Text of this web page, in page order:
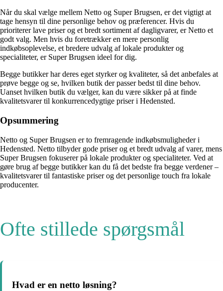
Når du skal vælge mellem Netto og Super Brugsen, er det vigtigt at
tage hensyn til dine personlige behov og præferencer. Hvis du
prioriterer lave priser og et bredt sortiment af dagligvarer, er Netto et
godt valg. Men hvis du foretrækker en mere personlig
indkøbsoplevelse, et bredere udvalg af lokale produkter og
specialiteter, er Super Brugsen ideel for dig.
Begge butikker har deres eget styrker og kvaliteter, så det anbefales at
prøve begge og se, hvilken butik der passer bedst til dine behov.
Uanset hvilken butik du vælger, kan du være sikker på at finde
kvalitetsvarer til konkurrencedygtige priser i Hedensted.
Opsummering
Netto og Super Brugsen er to fremragende indkøbsmuligheder i
Hedensted. Netto tilbyder gode priser og et bredt udvalg af varer, mens
Super Brugsen fokuserer på lokale produkter og specialiteter. Ved at
gøre brug af begge butikker kan du få det bedste fra begge verdener –
kvalitetsvarer til fantastiske priser og det personlige touch fra lokale
producenter.
Ofte stillede spørgsmål
Hvad er en netto løsning?